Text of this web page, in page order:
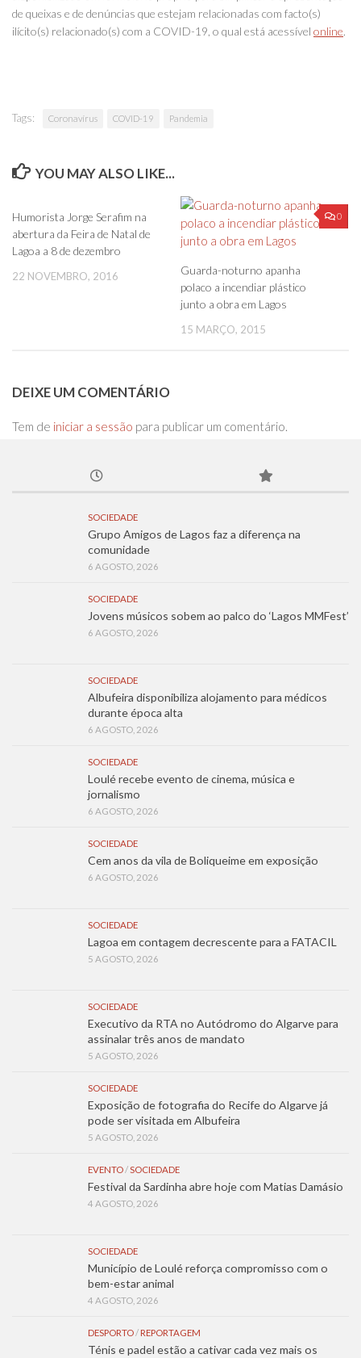
de queixas e de denúncias que estejam relacionadas com facto(s)
ilícito(s) relacionado(s) com a COVID-19, o qual está acessível online.
Tags: Coronavírus COVID-19 Pandemia
YOU MAY ALSO LIKE...
Humorista Jorge Serafim na
abertura da Feira de Natal de
Lagoa a 8 de dezembro
22 NOVEMBRO, 2016
0
Guarda-noturno apanha
polaco a incendiar plástico
junto a obra em Lagos
15 MARÇO, 2015
DEIXE UM COMENTÁRIO
Tem de iniciar a sessão para publicar um comentário.
SOCIEDADE
Grupo Amigos de Lagos faz a diferença na
comunidade
6 AGOSTO, 2026
SOCIEDADE
Jovens músicos sobem ao palco do ‘Lagos MMFest’
6 AGOSTO, 2026
SOCIEDADE
Albufeira disponibiliza alojamento para médicos
durante época alta
6 AGOSTO, 2026
SOCIEDADE
Loulé recebe evento de cinema, música e
jornalismo
6 AGOSTO, 2026
SOCIEDADE
Cem anos da vila de Boliqueime em exposição
6 AGOSTO, 2026
SOCIEDADE
Lagoa em contagem decrescente para a FATACIL
5 AGOSTO, 2026
SOCIEDADE
Executivo da RTA no Autódromo do Algarve para
assinalar três anos de mandato
5 AGOSTO, 2026
SOCIEDADE
Exposição de fotografia do Recife do Algarve já
pode ser visitada em Albufeira
5 AGOSTO, 2026
EVENTO/SOCIEDADE
Festival da Sardinha abre hoje com Matias Damásio
4 AGOSTO, 2026
SOCIEDADE
Município de Loulé reforça compromisso com o
bem-estar animal
4 AGOSTO, 2026
DESPORTO/ REPORTAGEM
Ténis e padel estão a cativar cada vez mais os